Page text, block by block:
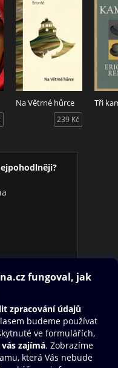
Na Větrné hůrce
239 Kč
Tři